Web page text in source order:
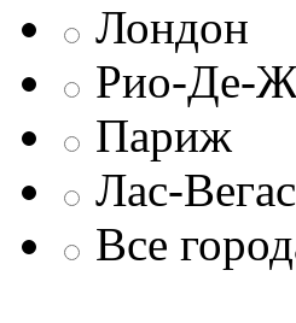
Лондон
Рио-Де-
Париж
Лас-Вегас
Все